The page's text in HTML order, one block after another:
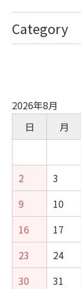
Category
2026年8月
日
月
2
3
9
10
16
17
23
24
30
31